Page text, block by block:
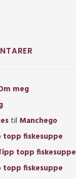
meg
til Manchego
topp fiskesuppe
topp fiskesuppe
topp fiskesuppe